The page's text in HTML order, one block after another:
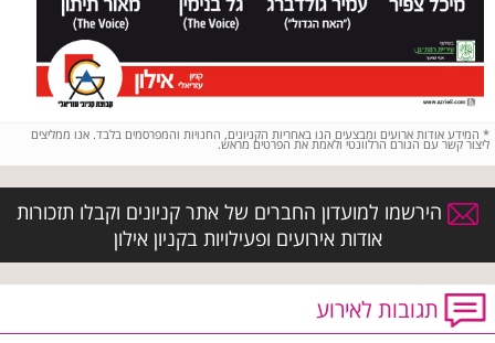
* המידע אודות ארועים ומבצעים הנו באחריות הקניונים, החנויות והמפרסמים בלבד. אנו ממליצים
ליצור קשר עם הגורם הרלוונטי ולאמת את הפרטים מראש.
הירשמו למועדון החברים של אתר קניונים וקבלו תזכורות
אודות אירועים ופעילויות בקניון אילון
תגובות לאירוע